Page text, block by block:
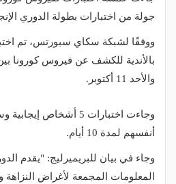
جولة من اختبارات بطولة الدوري
والأحد 11 أكتوبر.
وجاءت اختبارات 5
أنفسهم لمدة 10 أيام.
وجاء في بيان للبريميرليج: "يقدم
المعلومات المجمعة لأغراض